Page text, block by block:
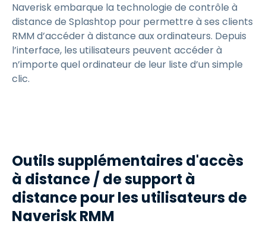
Naverisk embarque la technologie de contrôle à
distance de Splashtop pour permettre à ses clients
RMM d’accéder à distance aux ordinateurs. Depuis
l’interface, les utilisateurs peuvent accéder à
n’importe quel ordinateur de leur liste d’un simple
clic.
Outils supplémentaires d'accès
à distance / de support à
distance pour les utilisateurs de
Naverisk RMM